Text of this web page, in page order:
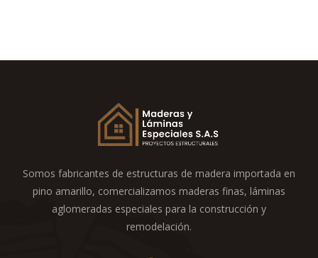
Somos fabricantes de estructuras de madera importada en
pino amarillo, comercializamos maderas finas, láminas
aglomeradas especiales para la construcción y
remodelación.